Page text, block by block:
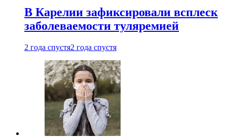
В Карелии зафиксировали всплеск
заболеваемости туляремией
2 года спустя2 года спустя